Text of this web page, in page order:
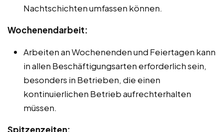
Nachtschichten umfassen können.
Wochenendarbeit:
Arbeiten an Wochenenden und Feiertagen kann
in allen Beschäftigungsarten erforderlich sein,
besonders in Betrieben, die einen
kontinuierlichen Betrieb aufrechterhalten
müssen.
Spitzenzeiten: